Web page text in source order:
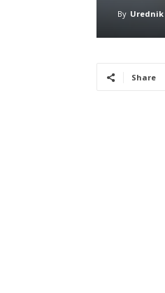
By Urednik
Share